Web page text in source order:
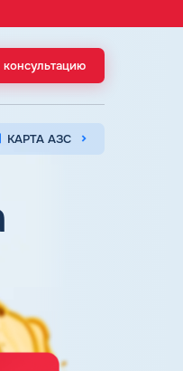
консультацию
КАРТА АЗС